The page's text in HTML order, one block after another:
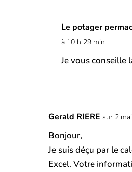
Le potager
à 10 h 29 min
Je vous conseille
Gerald RIERE sur 2
Bonjour,
Je suis déçu par le
Excel. Votre